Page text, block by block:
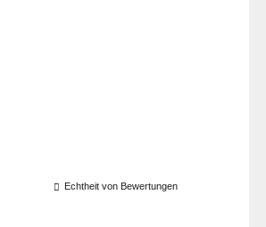
Echtheit von Bewertungen